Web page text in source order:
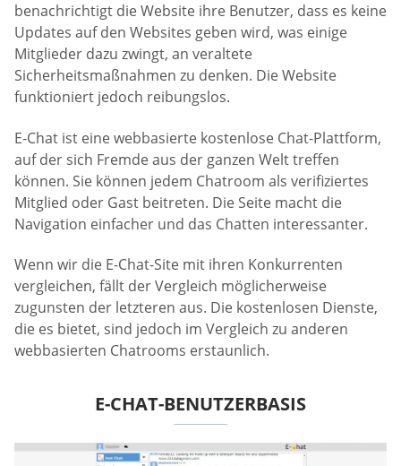
benachrichtigt die Website ihre Benutzer, dass es keine
Updates auf den Websites geben wird, was einige
Mitglieder dazu zwingt, an veraltete
Sicherheitsmaßnahmen zu denken. Die Website
funktioniert jedoch reibungslos.
E-Chat ist eine webbasierte kostenlose Chat-Plattform,
auf der sich Fremde aus der ganzen Welt treffen
können. Sie können jedem Chatroom als verifiziertes
Mitglied oder Gast beitreten. Die Seite macht die
Navigation einfacher und das Chatten interessanter.
Wenn wir die E-Chat-Site mit ihren Konkurrenten
vergleichen, fällt der Vergleich möglicherweise
zugunsten der letzteren aus. Die kostenlosen Dienste,
die es bietet, sind jedoch im Vergleich zu anderen
webbasierten Chatrooms erstaunlich.
E-CHAT-BENUTZERBASIS